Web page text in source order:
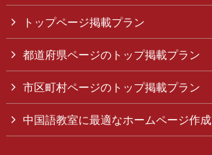
トップページ掲載プラン
都道府県ページのトップ掲載プラン
市区町村ページのトップ掲載プラン
中国語教室に最適なホームページ作成